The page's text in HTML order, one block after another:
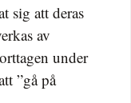
sig att deras
av
under
”gå på